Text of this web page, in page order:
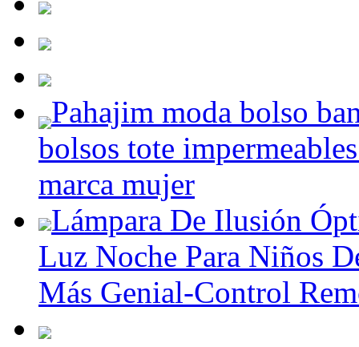
Pahajim moda bolso
bolsos tote
marca mujer
Lámpara De Ilusión
Luz Noche Para Niños
Más Genial-Control